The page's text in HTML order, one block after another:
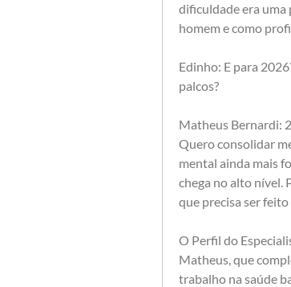
dificuldade era uma
homem e como
Edinho: E para
palcos?
Matheus Bernardi:
Quero consolidar
mental ainda mais
chega no alto nível.
que precisa ser feito
O Perfil do
Matheus, que
trabalho na saúde